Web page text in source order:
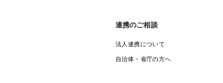
連携のご相談
法人連携について
自治体・省庁の方へ